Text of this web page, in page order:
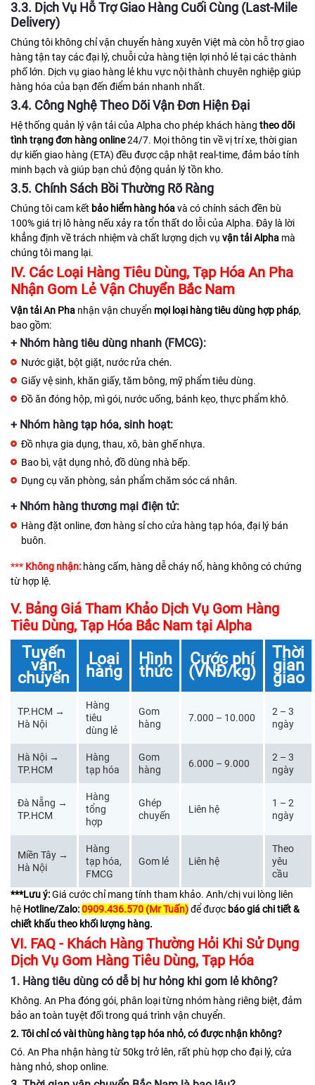
3.3. Dịch Vụ Hỗ Trợ Giao Hàng Cuối Cùng (Last-Mile
Delivery)
Chúng tôi không chỉ vận chuyển hàng xuyên Việt mà còn hỗ trợ giao
hàng tận tay các đại lý, chuỗi cửa hàng tiện lợi nhỏ lẻ tại các thành
phố lớn. Dịch vụ giao hàng lẻ khu vực nội thành chuyên nghiệp giúp
hàng hóa của bạn đến điểm bán nhanh nhất.
3.4. Công Nghệ Theo Dõi Vận Đơn Hiện Đại
Hệ thống quản lý vận tải của Alpha cho phép khách hàng theo dõi
tình trạng đơn hàng online24/7. Mọi thông tin về vị trí xe, thời gian
dự kiến giao hàng (ETA) đều được cập nhật real-time, đảm bảo tính
minh bạch và giúp bạn chủ động quản lý tồn kho.
3.5. Chính Sách Bồi Thường Rõ Ràng
Chúng tôi cam kết bảo hiểm hàng hóavà có chính sách đền bù
100% giá trị lô hàng nếu xảy ra tổn thất do lỗi của Alpha. Đây là lời
khẳng định về trách nhiệm và chất lượng dịch vụ vận tải Alpha mà
chúng tôi mang lại.
IV. Các Loại Hàng Tiêu Dùng, Tạp Hóa An Pha
Nhận Gom Lẻ Vận Chuyển Bắc Nam
Vận tải An Pha nhận vận chuyển mọi loại hàng tiêu dùng hợp pháp,
bao gồm:
+ Nhóm hàng tiêu dùng nhanh (FMCG):
Nước giặt, bột giặt, nước rửa chén.
Giấy vệ sinh, khăn giấy, tăm bông, mỹ phẩm tiêu dùng.
Đồ ăn đóng hộp, mì gói, nước uống, bánh kẹo, thực phẩm khô.
+ Nhóm hàng tạp hóa, sinh hoạt:
Đồ nhựa gia dụng, thau, xô, bàn ghế nhựa.
Bao bì, vật dụng nhỏ, đồ dùng nhà bếp.
Dụng cụ văn phòng, sản phẩm chăm sóc cá nhân.
+ Nhóm hàng thương mại điện tử:
Hàng đặt online, đơn hàng sỉ cho cửa hàng tạp hóa, đại lý bán
buôn.
*** Không nhận: hàng cấm, hàng dễ cháy nổ, hàng không có chứng
từ hợp lệ.
V. Bảng Giá Tham Khảo Dịch Vụ Gom Hàng
Tiêu Dùng, Tạp Hóa Bắc Nam tại Alpha
Tuyến
vận
chuyển
Loại
hàng
Hình
thức
Cước phí
(VNĐ/kg)
Thời
gian
giao
TP.HCM →
Hà Nội
Hàng
tiêu
dùng lẻ
Gom
hàng
7.000 – 10.000
2 – 3
ngày
Hà Nội →
TP.HCM
Hàng
tạp hóa
Gom
hàng
6.000 – 9.000
2 – 3
ngày
Đà Nẵng →
TP.HCM
Hàng
tổng
hợp
Ghép
chuyến
Liên hệ
1 – 2
ngày
Miền Tây →
Hà Nội
Hàng
tạp hóa,
FMCG
Gom lẻ Liên hệ
Theo
yêu
cầu
***Lưu ý:Giá cước chỉ mang tính tham khảo. Anh/chị vui lòng liên
hệ Hotline/Zalo:0909.436.570 (Mr Tuấn)để được báo giá chi tiết &
chiết khấu theo khối lượng hàng.
VI. FAQ - Khách Hàng Thường Hỏi Khi Sử Dụng
Dịch Vụ Gom Hàng Tiêu Dùng, Tạp Hóa
1. Hàng tiêu dùng có dễ bị hư hỏng khi gom lẻ không?
Không. An Pha đóng gói, phân loại từng nhóm hàng riêng biệt, đảm
bảo an toàn tuyệt đối trong quá trình vận chuyển.
2. Tôi chỉ có vài thùng hàng tạp hóa nhỏ, có được nhận không?
Có. An Pha nhận hàng từ 50kg trở lên, rất phù hợp cho đại lý, cửa
hàng nhỏ, shop online.